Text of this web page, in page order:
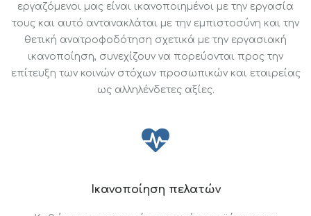
εργαζόμενοι μας είναι ικανοποιημένοι με την εργασία
τους και αυτό αντανακλάται με την εμπιστοσύνη και την
θετική ανατροφοδότηση σχετικά με την εργασιακή
ικανοποίηση, συνεχίζουν να πορεύονται προς την
επίτευξη των κοινών στόχων προσωπικών και εταιρείας
ως αλληλένδετες αξίες.
Ικανοποίηση πελατών